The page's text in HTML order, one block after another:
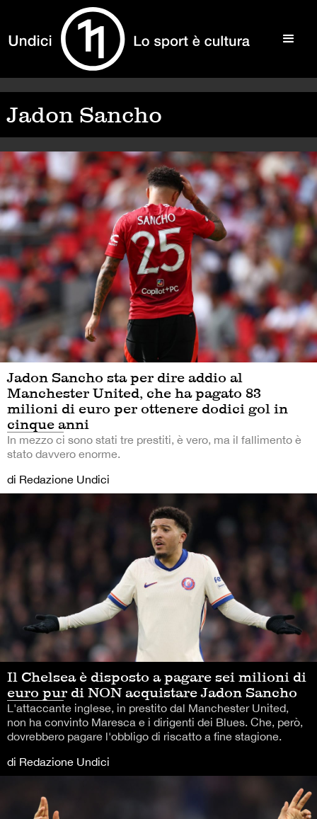
Jadon Sancho
Jadon Sancho sta per dire addio al
Manchester United, che ha pagato 83
milioni di euro per ottenere dodici gol in
cinque anni
In mezzo ci sono stati tre prestiti, è vero, ma il fallimento è
stato davvero enorme.
di Redazione Undici
Il Chelsea è disposto a pagare sei milioni di
euro pur di NON acquistare Jadon Sancho
L'attaccante inglese, in prestito dal Manchester United,
non ha convinto Maresca e i dirigenti dei Blues. Che, però,
dovrebbero pagare l'obbligo di riscatto a fine stagione.
di Redazione Undici